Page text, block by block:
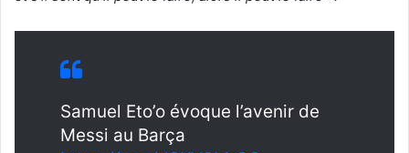
Samuel Eto’o évoque l’avenir de
Messi au Barça